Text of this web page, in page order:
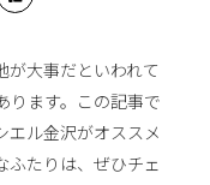
が大事だといわれて
ります。この記事で
エル金沢がオススメ
ふたりは、ぜひチェ